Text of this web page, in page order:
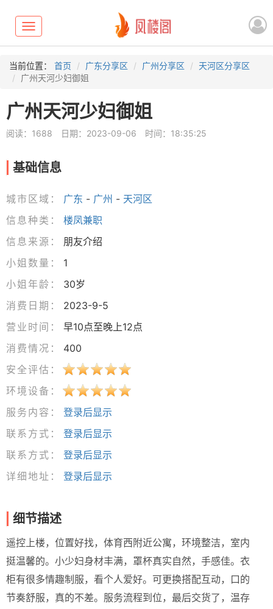
Toggle
navigation
当前位置： 首页 广东分享区 广州分享区
天河区分享区
广州天河少妇御姐
广州天河少妇御姐
阅读：1688 日期：2023-09-06 时间：18:35:25
基础信息
城市区域： 广东 - 广州 - 天河区
信息种类：
楼凤兼职
信息来源：
朋友介绍
小姐数量：
1
小姐年龄：
30岁
消费日期：
2023-9-5
营业时间：
早10点至晚上12点
消费情况：
400
安全评估：
环境设备：
服务内容：
登录后显示
联系方式：
登录后显示
联系方式：
登录后显示
详细地址：
登录后显示
细节描述
遥控上楼，位置好找，体育西附近公寓，环境整洁，室内
挺温馨的。小少妇身材丰满，罩杯真实自然，手感佳。衣
柜有很多情趣制服，看个人爱好。可更换搭配互动，口的
节奏舒服，真的不差。服务流程到位，最后交货了，温存